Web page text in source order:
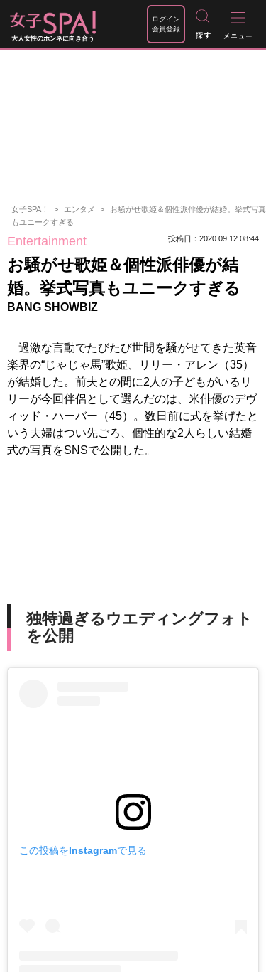
大人女性のホンネに向き合う
ログイン
会員登録
女子SPA！ エンタメ
お騒がせ歌姫＆個性派俳優が結婚。挙式写真
もユニークすぎる
Entertainment 投稿日：2020.09.12 08:44
お騒がせ歌姫＆個性派俳優が結
婚。挙式写真もユニークすぎる
BANG SHOWBIZ
過激な言動でたびたび世間を騒がせてきた英音
楽界の“じゃじゃ馬”歌姫、リリー・アレン（35）
が結婚した。前夫との間に2人の子どもがいるリ
リーが今回伴侶として選んだのは、米俳優のデヴ
ィッド・ハーバー（45）。数日前に式を挙げたと
いう夫婦はつい先ごろ、個性的な2人らしい結婚
式の写真をSNSで公開した。
独特過ぎるウエディングフォト
を公開
この投稿をInstagramで見る